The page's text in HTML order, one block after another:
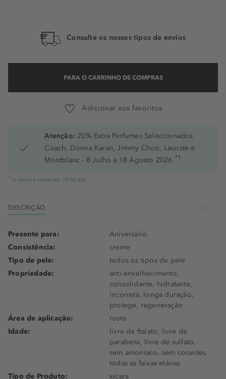
Consulte os nossos tipos de envios
PARA O CARRINHO DE COMPRAS
Adicionar aos favoritos
Atenção: 20% Extra Perfumes Seleccionados
Coach, Donna Karan, Jimmy Choo, Lacoste e
Montblanc - 8 Julho a 18 Agosto 2026 *1
*1 A oferta é válida até: 19.08.AM
DESCRIÇÃO
Presente para:
Aniversário
Consistência:
creme
Tipo de pele:
todos os tipos de pele
Propriedade:
anti-envelhecimento,
consolidante, hidratante,
incorreta, longa duração,
protege, regeneração
Área de aplicação:
rosto
Idade:
livre de ftalato, livre de
parabens, livre de sulfato,
sem amoníaco, sem corantes,
todas as faixas etárias
Tipo de Produto:
xícara